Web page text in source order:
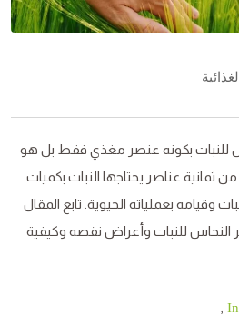
للنبات بكونه عنصر مغذي فقط بل هو
عناصر يحتاجها النبات بكميات
وقيامه بعملياته الحيوية. تابع المقال
النحاس للنبات وأعراض نقصه وكيفية